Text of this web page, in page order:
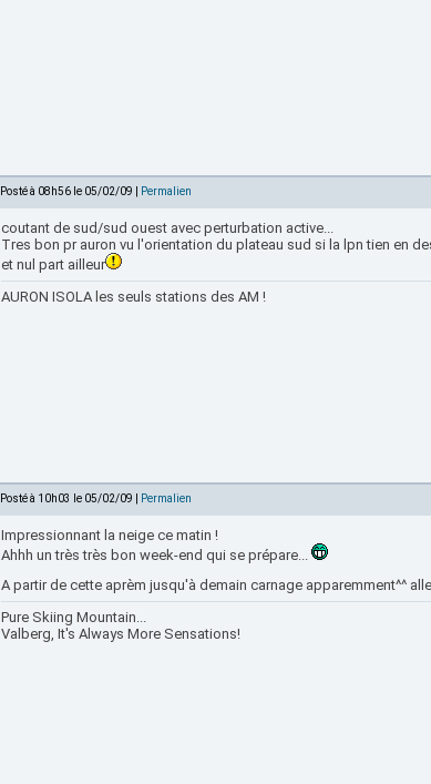
Posté à 08h56 le 05/02/09 | Permalien
coutant de sud/sud ouest avec perturbation active...
Tres bon pr auron vu l'orientation du plateau sud si la lpn tien en
et nul part ailleur
AURON ISOLA les seuls stations des AM !
Posté à 10h03 le 05/02/09 | Permalien
Impressionnant la neige ce matin !
Ahhh un très très bon week-end qui se prépare...
A partir de cette aprèm jusqu'à demain carnage apparemment^^
Pure Skiing Mountain...
Valberg, It's Always More Sensations!